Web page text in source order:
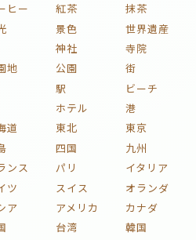
ヒー 紅茶
抹茶
景色
世界遺産
神社
寺院
地 公園
街
駅
ビーチ
ホテル
港
道 東北
東京
四国
九州
ンス パリ
イタリア
ツ スイス
オランダ
ア アメリカ
カナダ
台湾
韓国